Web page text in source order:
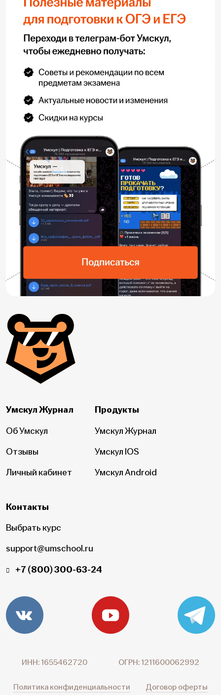
Умскул Журнал
Об Умскул
Отзывы
Личный кабинет
Продукты
Умскул Журнал
Умскул IOS
Умскул Android
Контакты
Выбрать курс
support@umschool.ru
+7 (800) 300-63-24
ИНН: 1655462720 ОГРН: 1211600062992
Политика конфиденциальности Договор оферты